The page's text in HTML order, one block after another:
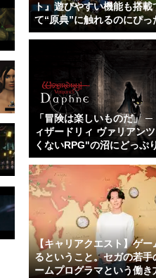
ト』遊びやすい機能も搭載
て“原典”に触れるのにぴっ
「冒険は楽しいものだ」
ィザードリィ ヴァリアン
くないRPG"の沼にどっぷ
【キャリアクエスト】ゲー
るということ。セガの若手
ームプログラマという働き